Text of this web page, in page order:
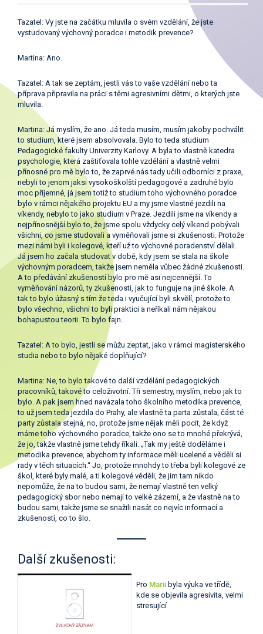
Tazatel: Vy jste na začátku mluvila o svém vzdělání, že jste
vystudovaný výchovný poradce i metodik prevence?
Martina: Ano.
Tazatel: A tak se zeptám, jestli vás to vaše vzdělání nebo ta
příprava připravila na práci s těmi agresivními dětmi, o kterých jste
mluvila.
Martina: Já myslím, že ano. Já teda musím, musím jakoby pochválit
to studium, které jsem absolvovala. Bylo to teda studium
Pedagogické fakulty Univerzity Karlovy. A byla to vlastně katedra
psychologie, která zaštiťovala tohle vzdělání a vlastně velmi
přínosné pro mě bylo to, že zaprvé nás tady učili odborníci z praxe,
nebyli to jenom jaksi vysokoškolští pedagogové a zadruhé bylo
moc příjemné, já jsem totiž to studium toho výchovného poradce
bylo v rámci nějakého projektu EU a my jsme vlastně jezdili na
víkendy, nebylo to jako studium v Praze. Jezdili jsme na víkendy a
nejpřínosnější bylo to, že jsme spolu vždycky celý víkend pobývali
všichni, co jsme studovali a vyměňovali jsme si zkušenosti. Protože
mezi námi byli i kolegové, kteří už to výchovné poradenství dělali.
Já jsem ho začala studovat v době, kdy jsem se stala na škole
výchovným poradcem, takže jsem neměla vůbec žádné zkušenosti.
A to předávání zkušeností bylo pro mě asi nejcennější. To
vyměňování názorů, ty zkušenosti, jak to funguje na jiné škole. A
tak to bylo úžasný s tím že teda i vyučující byli skvělí, protože to
bylo všechno, všichni to byli praktici a neříkali nám nějakou
bohapustou teorii. To bylo fajn.
Tazatel: A to bylo, jestli se můžu zeptat, jako v rámci magisterského
studia nebo to bylo nějaké doplňující?
Martina: Ne, to bylo takové to další vzdělání pedagogických
pracovníků, takové to celoživotní. Tři semestry, myslím, nebo jak to
bylo. A pak jsem hned navázala toho školního metodika prevence,
to už jsem teda jezdila do Prahy, ale vlastně ta parta zůstala, část té
party zůstala stejná, no, protože jsme nějak měli pocit, že když
máme toho výchovného poradce, takže ono se to mnohé překrývá,
že jo, takže vlastně jsme tehdy říkali: „Tak my ještě doděláme i
metodika prevence, abychom ty informace měli ucelené a věděli si
rady v těch situacích.“ Jo, protože mnohdy to třeba byli kolegové ze
škol, které byly malé, a ti kolegové věděli, že jim tam nikdo
nepomůže, že na to budou sami, že nemají vlastně ten velký
pedagogický sbor nebo nemají to velké zázemí, a že vlastně na to
budou sami, takže jsme se snažili nasát co nejvíc informací a
zkušeností, co to šlo.
Další zkušenosti:
Pro Marii byla výuka ve třídě,
kde se objevila agresivita, velmi
stresující